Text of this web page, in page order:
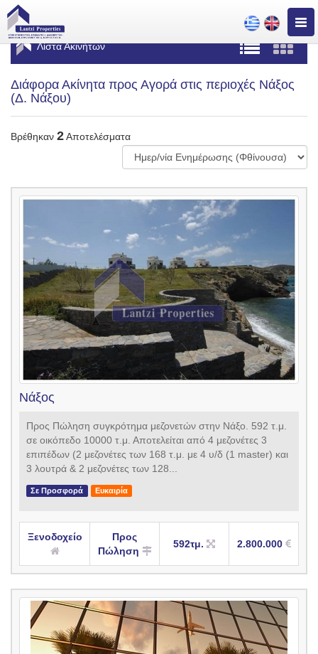
Λίστα Ακινήτων
Διάφορα Ακίνητα προς Αγορά στις περιοχές Νάξος
(Δ. Νάξου)
Βρέθηκαν 2Αποτελέσματα
Νάξος
Προς Πώληση συγκρότημα μεζονετών στην Νάξο. 592 τ.μ.
σε οικόπεδο 10000 τ.μ. Αποτελείται από 4 μεζονέτες 3
επιπέδων (2 μεζονέτες των 168 τ.μ. με 4 υ/δ (1 master) και
3 λουτρά & 2 μεζονέτες των 128...
Σε Προσφορά Ευκαιρία
Ξενοδοχείο
Προς
Πώληση
592τμ. 2.800.000